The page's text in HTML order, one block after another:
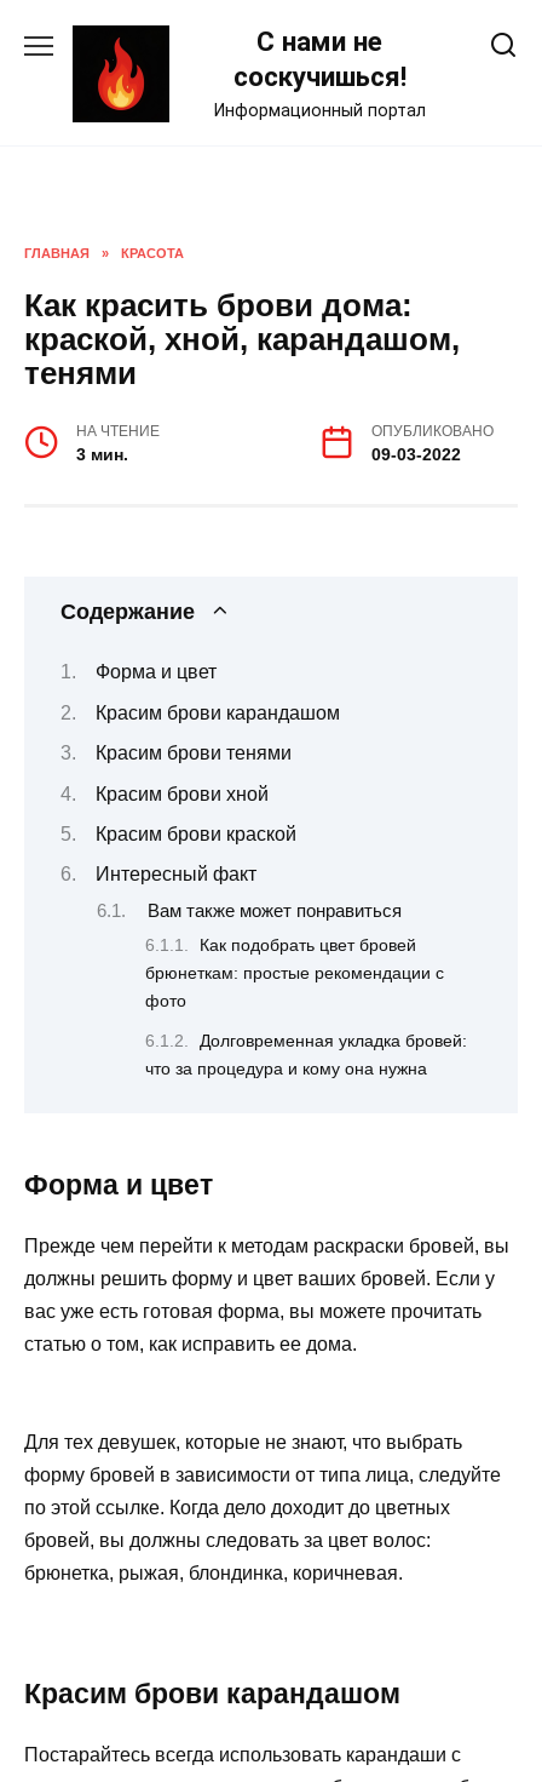
С нами не
соскучишься!
Информационный портал
ГЛАВНАЯ » КРАСОТА
Как красить брови дома:
краской, хной, карандашом,
тенями
НА ЧТЕНИЕ
3 мин.
ОПУБЛИКОВАНО
09-03-2022
Содержание
Форма и цвет
Красим брови карандашом
Красим брови тенями
Красим брови хной
Красим брови краской
Интересный факт
Вам также может понравиться
Как подобрать цвет бровей
брюнеткам: простые рекомендации с
фото
Долговременная укладка бровей:
что за процедура и кому она нужна
Форма и цвет
Прежде чем перейти к методам раскраски бровей, вы
должны решить форму и цвет ваших бровей. Если у
вас уже есть готовая форма, вы можете прочитать
статью о том, как исправить ее дома.
Для тех девушек, которые не знают, что выбрать
форму бровей в зависимости от типа лица, следуйте
по этой ссылке. Когда дело доходит до цветных
бровей, вы должны следовать за цвет волос:
брюнетка, рыжая, блондинка, коричневая.
Красим брови карандашом
Постарайтесь всегда использовать карандаши с